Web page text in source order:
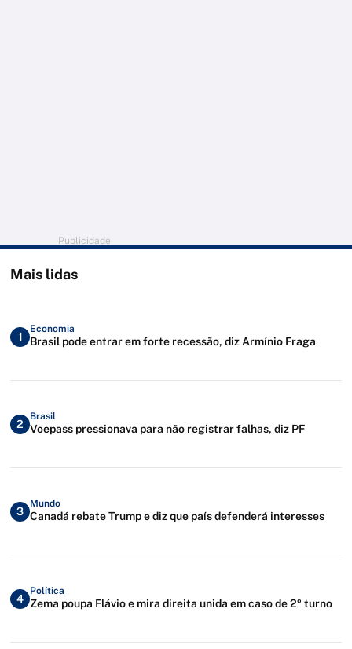
Publicidade
Mais lidas
1
Economia
Brasil pode entrar em forte recessão, diz Armínio Fraga
2
Brasil
Voepass pressionava para não registrar falhas, diz PF
3
Mundo
Canadá rebate Trump e diz que país defenderá interesses
4
Política
Zema poupa Flávio e mira direita unida em caso de 2º turno